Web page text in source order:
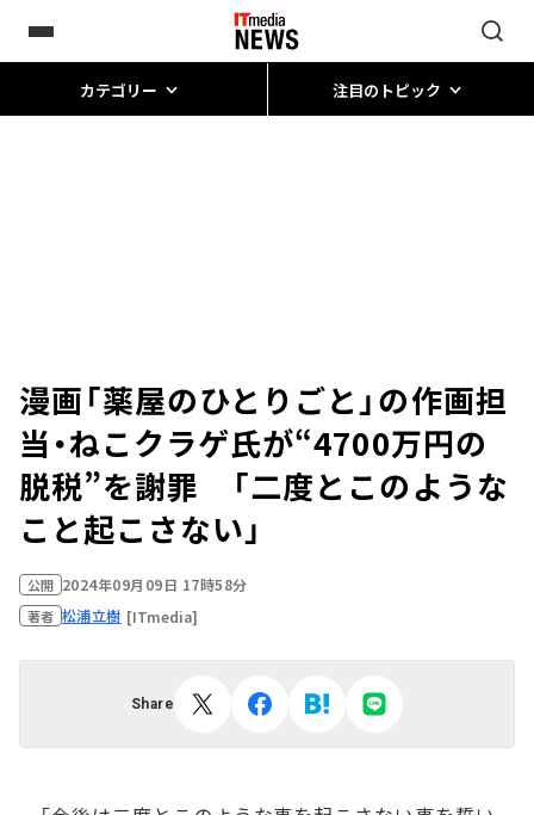
カテゴリー 注目のトピック
漫画「薬屋のひとりごと」の作画担
当・ねこクラゲ氏が“4700万円の
脱税”を謝罪 「二度とこのような
こと起こさない」
公開 2024年09月09日 17時58分
著者 松浦立樹 [ITmedia]
Share